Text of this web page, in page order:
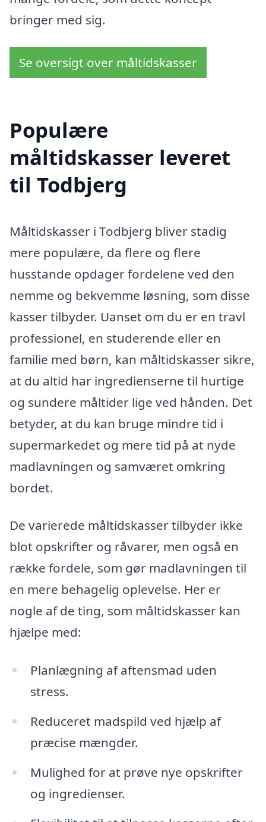
bringer med sig.
Se oversigt over måltidskasser
Populære
måltidskasser leveret
til Todbjerg
Måltidskasser i Todbjerg bliver stadig
mere populære, da flere og flere
husstande opdager fordelene ved den
nemme og bekvemme løsning, som disse
kasser tilbyder. Uanset om du er en travl
professionel, en studerende eller en
familie med børn, kan måltidskasser sikre,
at du altid har ingredienserne til hurtige
og sundere måltider lige ved hånden. Det
betyder, at du kan bruge mindre tid i
supermarkedet og mere tid på at nyde
madlavningen og samværet omkring
bordet.
De varierede måltidskasser tilbyder ikke
blot opskrifter og råvarer, men også en
række fordele, som gør madlavningen til
en mere behagelig oplevelse. Her er
nogle af de ting, som måltidskasser kan
hjælpe med:
Planlægning af aftensmad uden
stress.
Reduceret madspild ved hjælp af
præcise mængder.
Mulighed for at prøve nye opskrifter
og ingredienser.